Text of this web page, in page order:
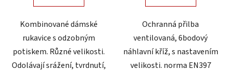
Kombinované dámské
rukavice s odzobným
potiskem. Různé velikosti.
Odolávají srážení, tvrdnutí,
Ochranná přilba
ventilovaná, 6bodový
náhlavní kříž, s nastavením
velikosti. norma EN397